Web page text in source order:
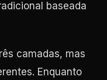
baseada
camadas, mas
Enquanto